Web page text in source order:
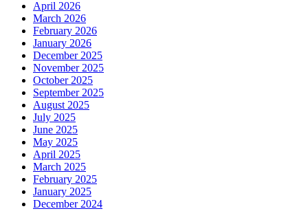
April 2026
March 2026
February 2026
January 2026
December 2025
November 2025
October 2025
September 2025
August 2025
July 2025
June 2025
May 2025
April 2025
March 2025
February 2025
January 2025
December 2024